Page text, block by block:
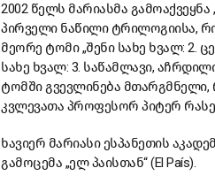
2002 წელს მარიასმა გამოაქვეყნა
პირველი ნაწილი ტრილოგიისა,
მეორე ტომი „შენი სახე ხვალ: 2.
სახე ხვალ: 3. საწამლავი, აჩრდილი
ტომში გვევლინება
კვლევათა პროფესორ პიტერ
ხავიერ მარიასი ესპანეთის
გამოცემა „ელ პაისთან“ (El País).